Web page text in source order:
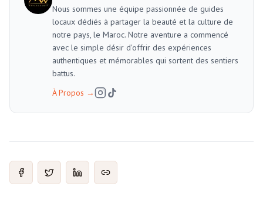
Nous sommes une équipe passionnée de guides
locaux dédiés à partager la beauté et la culture de
notre pays, le Maroc. Notre aventure a commencé
avec le simple désir d'offrir des expériences
authentiques et mémorables qui sortent des sentiers
battus.
À Propos →